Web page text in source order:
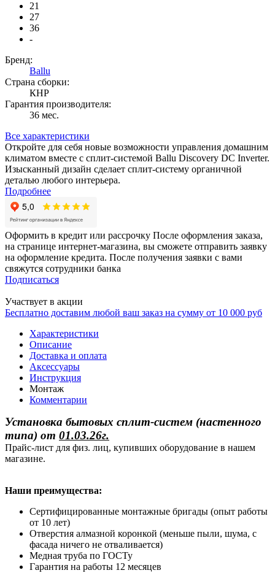
21
27
36
-
Бренд:
Ballu
Страна сборки:
КНР
Гарантия производителя:
36 мес.
Все характеристики
Откройте для себя новые возможности управления домашним
климатом вместе с сплит-системой Ballu Discovery DC Inverter.
Изысканный дизайн сделает сплит-систему органичной
деталью любого интерьера.
Подробнее
Оформить в кредит или рассрочку После оформления заказа,
на странице интернет-магазина, вы сможете отправить заявку
на оформление кредита. После получения заявки с вами
свяжутся сотрудники банка
Подписаться
Участвует в акции
Бесплатно доставим любой ваш заказ на сумму от 10 000 руб
Характеристики
Описание
Доставка и оплата
Аксессуары
Инструкция
Монтаж
Комментарии
Установка бытовых сплит-систем (настенного
типа) от 01.03.26г.
Прайс-лист для физ. лиц, купивших оборудование в нашем
магазине.
Наши преимущества:
Сертифицированные монтажные бригады (опыт работы
от 10 лет)
Отверстия алмазной коронкой (меньше пыли, шума, с
фасада ничего не отваливается)
Медная труба по ГОСТу
Гарантия на работы 12 месяцев